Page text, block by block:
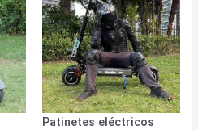
Patinetes eléctricos